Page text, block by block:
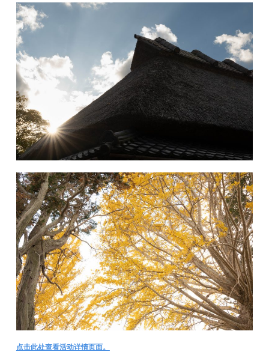
点击此处查看活动详情页面。